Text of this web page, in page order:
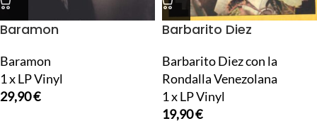
Baramon
Baramon
1 x LP Vinyl
29,90€
Barbarito Diez
Barbarito Diez con la
Rondalla Venezolana
1 x LP Vinyl
19,90€